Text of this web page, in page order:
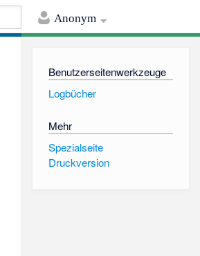
Anonym
Benutzerseitenwerkzeuge
Logbücher
Mehr
Spezialseite
Druckversion